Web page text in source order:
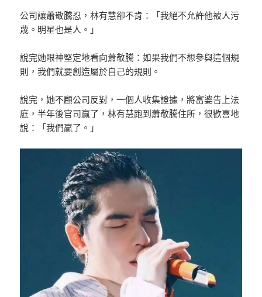
公司讓蕭敬騰忍，林有慧卻不肯：「我絕不允許他被人污
蔑。明星也是人。」
說完她眼神堅定地看向蕭敬騰：如果我們不想參與這個規
則，我們就要創造屬於自己的規則。
說完，她不顧公司反對，一個人收集證據，將富婆告上法
庭，半年後官司贏了，林有慧跑到蕭敬騰住所，很歡喜地
說：「我們贏了。」